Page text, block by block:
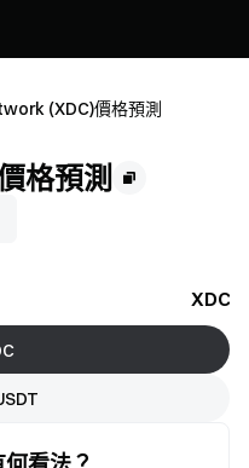
(XDC)價格預測
格預測
XDC